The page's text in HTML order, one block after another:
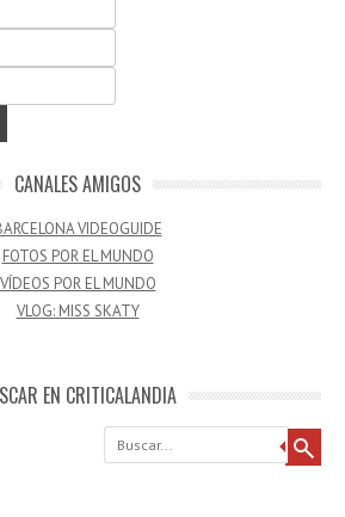
CANALES AMIGOS
VIDEOGUIDE
FOTOS POR EL MUNDO
VÍDEOS POR EL MUNDO
VLOG: MISS SKATY
EN CRITICALANDIA
Buscar